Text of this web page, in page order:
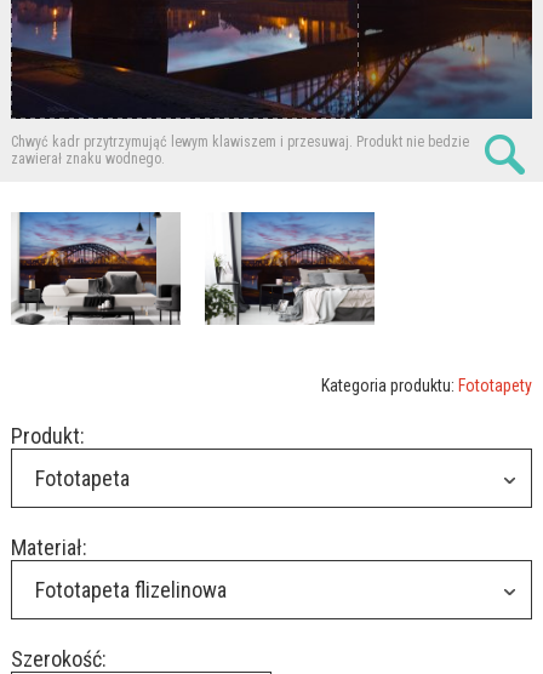
Chwyć kadr przytrzymująć lewym klawiszem i przesuwaj. Produkt nie bedzie
zawierał znaku wodnego.
Kategoria produktu: Fototapety
Produkt:
Fototapeta
Materiał:
Fototapeta flizelinowa
Szerokość: